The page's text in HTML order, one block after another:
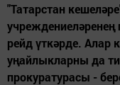
"Татарстан
рейд үткәрде. Алар
уңайлыкларны да
прокуратурасы -